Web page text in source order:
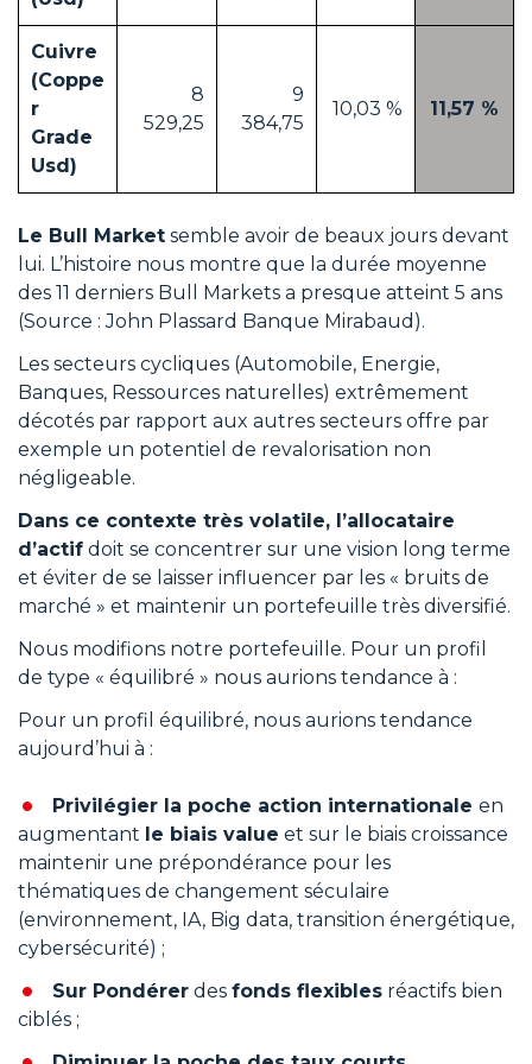
Cuivre
(Coppe
r
Grade
Usd)
8
529,25
9
384,75
10,03 % 11,57 %
Le Bull Market semble avoir de beaux jours devant
lui. L’histoire nous montre que la durée moyenne
des 11 derniers Bull Markets a presque atteint 5 ans
(Source : John Plassard Banque Mirabaud).
Les secteurs cycliques (Automobile, Energie,
Banques, Ressources naturelles) extrêmement
décotés par rapport aux autres secteurs offre par
exemple un potentiel de revalorisation non
négligeable.
Dans ce contexte très volatile, l’allocataire
d’actif doit se concentrer sur une vision long terme
et éviter de se laisser influencer par les « bruits de
marché » et maintenir un portefeuille très diversifié.
Nous modifions notre portefeuille. Pour un profil
de type « équilibré » nous aurions tendance à :
Pour un profil équilibré, nous aurions tendance
aujourd’hui à :
Privilégier la poche action internationale en
augmentant le biais value et sur le biais croissance
maintenir une prépondérance pour les
thématiques de changement séculaire
(environnement, IA, Big data, transition énergétique,
cybersécurité) ;
Sur Pondérer des fonds flexibles réactifs bien
ciblés ;